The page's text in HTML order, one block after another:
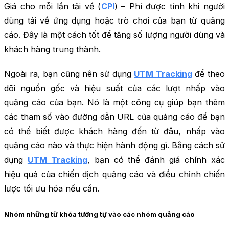
Giá cho mỗi lần tải về (CPI) – Phí được tính khi người
dùng tải về ứng dụng hoặc trò chơi của bạn từ quảng
cáo. Đây là một cách tốt để tăng số lượng người dùng và
khách hàng trung thành.
Ngoài ra, bạn cũng nên sử dụng UTM Trackingđể theo
dõi nguồn gốc và hiệu suất của các lượt nhấp vào
quảng cáo của bạn. Nó là một công cụ giúp bạn thêm
các tham số vào đường dẫn URL của quảng cáo để bạn
có thể biết được khách hàng đến từ đâu, nhấp vào
quảng cáo nào và thực hiện hành động gì. Bằng cách sử
dụng UTM Tracking, bạn có thể đánh giá chính xác
hiệu quả của chiến dịch quảng cáo và điều chỉnh chiến
lược tối ưu hóa nếu cần.
Nhóm những từ khóa tương tự vào các nhóm quảng cáo